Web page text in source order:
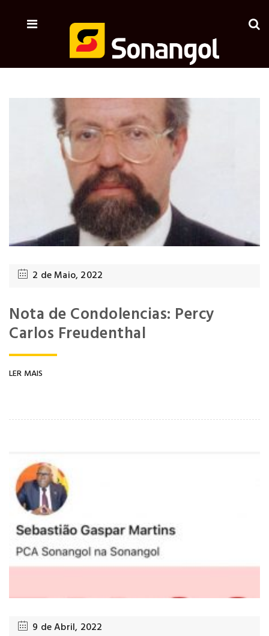
2 de Maio, 2022
Nota de Condolencias: Percy
Carlos Freudenthal
LER MAIS
9 de Abril, 2022